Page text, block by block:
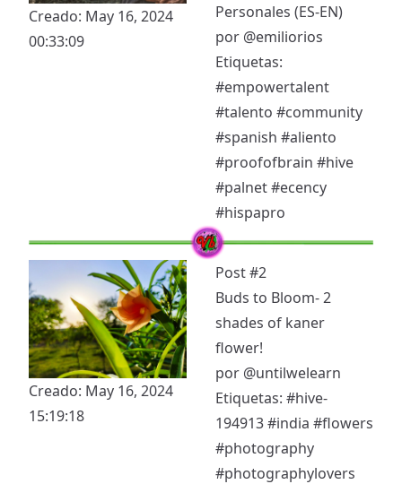
Creado: May 16, 2024
00:33:09
Personales (ES-EN)
por @emiliorios
Etiquetas:
#empowertalent
#talento #community
#spanish #aliento
#proofofbrain #hive
#palnet#ecency
#hispapro
Creado: May 16, 2024
15:19:18
Post #2
Buds to Bloom- 2
shades of kaner
flower!
por @untilwelearn
Etiquetas: #hive-
194913#india #flowers
#photography
#photographylovers